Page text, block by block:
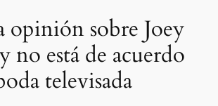
opinión sobre Joey
no está de acuerdo
televisada